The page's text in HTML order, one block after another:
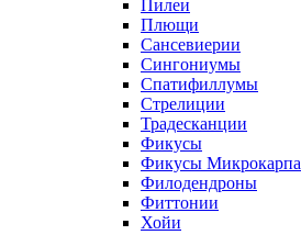
Пилеи
Плющи
Сансевиерии
Сингониумы
Спатифиллумы
Стрелиции
Традесканции
Фикусы
Фикусы Микрокарпа
Филодендроны
Фиттонии
Хойи